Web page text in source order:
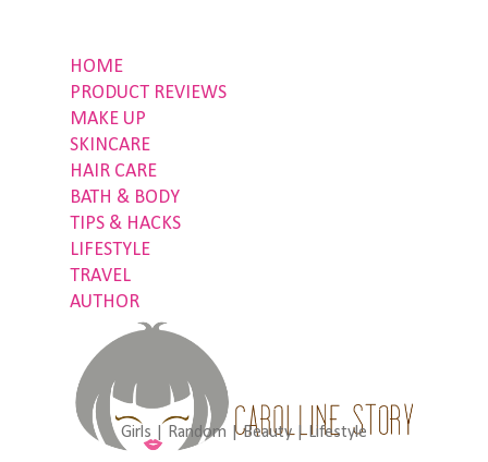
HOME
PRODUCT REVIEWS
MAKE UP
SKINCARE
HAIR CARE
BATH & BODY
TIPS & HACKS
LIFESTYLE
TRAVEL
AUTHOR
Girls | Random | Beauty | Lifestyle